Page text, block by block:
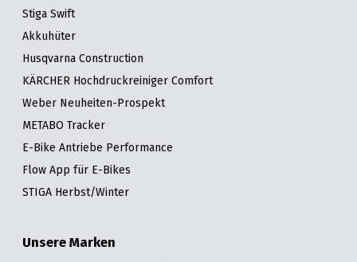
Stiga Swift
Akkuhüter
Husqvarna Construction
KÄRCHER Hochdruckreiniger Comfort
Weber Neuheiten-Prospekt
METABO Tracker
E-Bike Antriebe Performance
Flow App für E-Bikes
STIGA Herbst/Winter
Unsere Marken